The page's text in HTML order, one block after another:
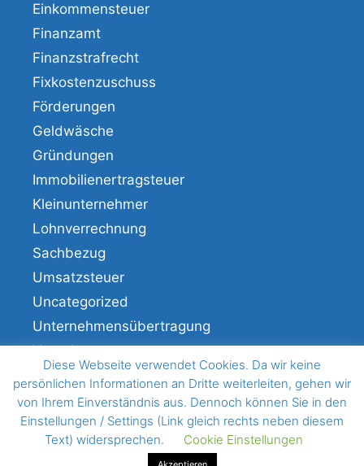
Einkommensteuer
Finanzamt
Finanzstrafrecht
Fixkostenzuschuss
Förderungen
Geldwäsche
Gründungen
Immobilienertragsteuer
Kleinunternehmer
Lohnverrechnung
Sachbezug
Umsatzsteuer
Uncategorized
Unternehmensübertragung
Veranlagung
Verfahren
© 2026 BHM Wirtschaftstreuhand• Erstellt mit
Diese Webseite verwendet Cookies. Da wir keine
persönlichen Informationen an Dritte weiterleiten, gehen wir
von Ihrem Einverständnis aus. Dennoch können Sie in den
Einstellungen / Settings (Link gleich rechts neben diesem
Text) widersprechen.
Cookie Einstellungen